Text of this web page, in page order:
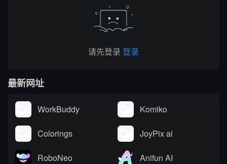
语言多模态模...
请先登录 登录
最新网址
WorkBuddy Komiko
Colorings JoyPix ai
RoboNeo Anifun AI